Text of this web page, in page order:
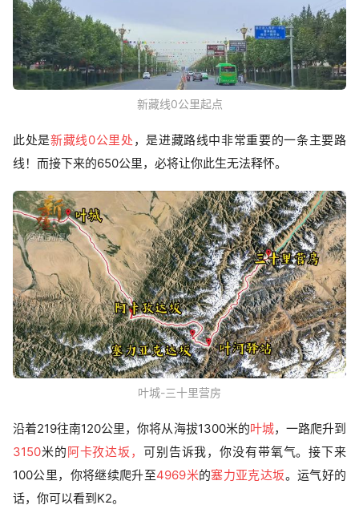
新藏线0公里起点
此处是新藏线0公里处 ，是进藏路线中非常重要的一条主要路
线！而接下来的650公里，必将让你此生无法释怀。
叶城-三十里营房
沿着219往南120公里，你将从海拔1300米的叶城，一路爬升到
3150米的阿卡孜达坂， 可别告诉我，你没有带氧气。接下来
100公里，你将继续爬升至4969米的塞力亚克达坂。运气好的
话，你可以看到K2。